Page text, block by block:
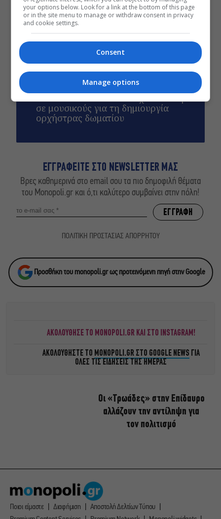
«Κλεμμένος Πειρατής» – «Beauty and
Blue»: Το διπλό εκθεσιακό ταξίδι του
Απόστολου Χαντζαρά στην Πάτμο
Artist Unknown – Η Ήβη ήταν εδώ:
Η συγκλονιστική ιστορία της
ζωγράφου Ήβης Στάγκαλη στο
Δημοτικό Θέατρο Πειραιά
σε μουσικούς για τη δημιουργία
ορχήστρας δωματίου
ΕΓΓΡΑΦΕΙΤΕ ΣΤΟ NEWSLETTER ΜΑΣ
Βρες καθημερινά στο email σου τα πιο δημοφιλή θέματα
του Monopoli.gr και ό,τι καλύτερο συμβαίνει στην πόλη!
ΠΟΛΙΤΙΚΗ ΠΡΟΣΤΑΣΙΑΣ ΑΠΟΡΡΗΤΟΥ
Προσθήκη του monopoli.gr ως προτεινόμενη πηγή στην Google
ΑΚΟΛΟΥΘΗΣΕ ΤΟ MONOPOLI.GR ΚΑΙ ΣΤΟ INSTAGRAM!
ΑΚΟΛΟΥΘΗΣΤΕ ΤΟ MONOPOLI.GR ΣΤΟ GOOGLE NEWS ΓΙΑ
ΟΛΕΣ ΤΙΣ ΕΙΔΗΣΕΙΣ ΤΗΣ ΗΜΕΡΑΣ
Οι «Τρωάδες» στην Επίδαυρο
αλλάζουν την αντίληψη για
τον πολιτισμό
Ποιοι είμαστε Διαφήμιση
Αποστολή Δελτίων Τύπου
your options below. Look for a link at the bottom of this page
or in the site menu to manage or withdraw consent in privacy
and cookie settings.
Consent
Manage options